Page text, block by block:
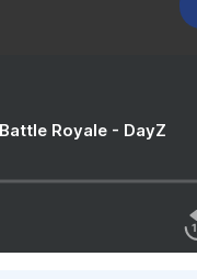
Royale - DayZ